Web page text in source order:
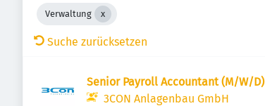
Verwaltung
Suche zurücksetzen
Senior Payroll Accountant (M/W/D)
3CON Anlagenbau GmbH